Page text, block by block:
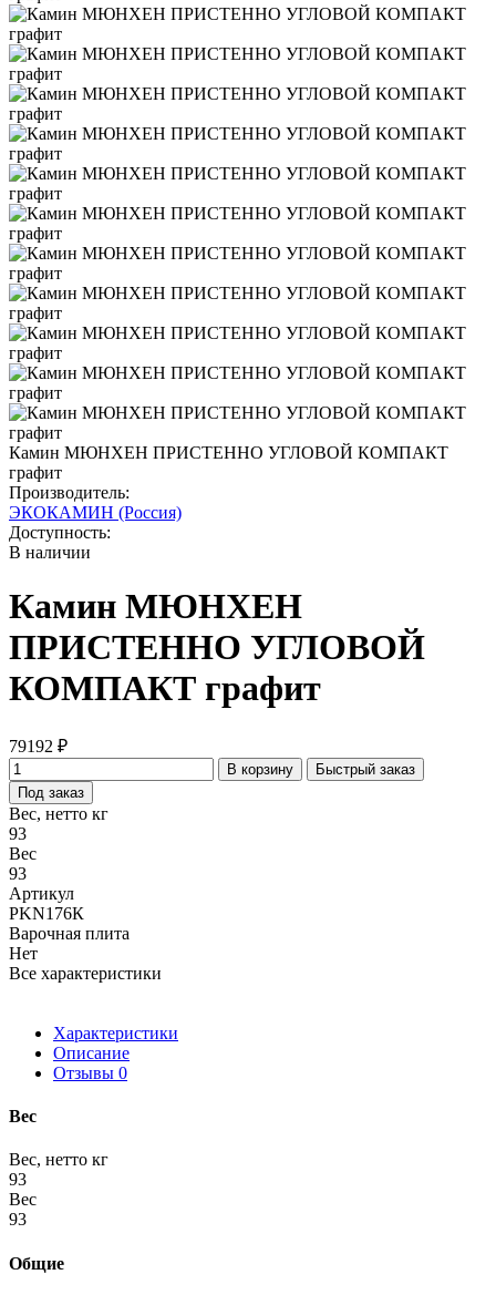
Камин МЮНХЕН ПРИСТЕННО УГЛОВОЙ КОМПАКТ
графит
Производитель:
ЭКОКАМИН (Россия)
Доступность:
В наличии
Камин МЮНХЕН
ПРИСТЕННО УГЛОВОЙ
КОМПАКТ графит
79192 ₽
В корзину
Быстрый заказ
Под заказ
Вес, нетто кг
93
Вес
93
Артикул
PKN176К
Варочная плита
Нет
Все характеристики
Характеристики
Описание
Отзывы 0
Вес
Вес, нетто кг
93
Вес
93
Общие